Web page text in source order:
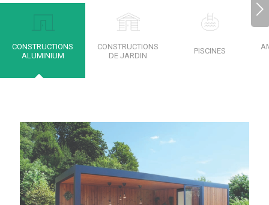
CONSTRUCTIONS
ALUMINIUM
CONSTRUCTIONS
DE JARDIN
PISCINES
Suivant